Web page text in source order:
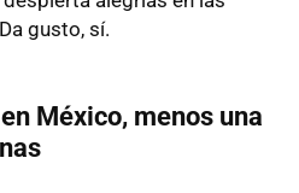
gusto, sí.
México, menos una